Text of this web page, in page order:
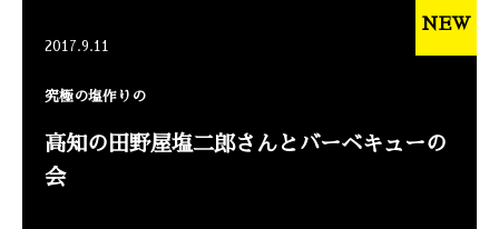
2017.9.11
究極の塩作りの
高知の田野屋塩二郎さんとバーベキューの
会
NEW